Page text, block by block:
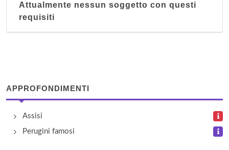
House Serena
Il Palazzo
Isola Verde
Attualmente nessun soggetto con questi
requisiti
APPROFONDIMENTI
Assisi
Perugini famosi